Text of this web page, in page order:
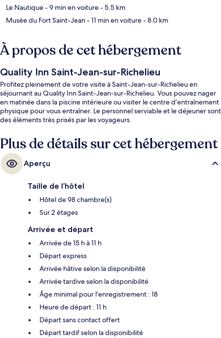
Le Nautique- 9 min en voiture- 5.5 km
Musée du Fort Saint-Jean- 11 min en voiture- 8.0 km
À propos de cet hébergement
Quality Inn Saint-Jean-sur-Richelieu
Profitez pleinement de votre visite à Saint-Jean-sur-Richelieu en
séjournant au Quality Inn Saint-Jean-sur-Richelieu. Vous pouvez nager
en matinée dans la piscine intérieure ou visiter le centre d’entraînement
physique pour vous entraîner. Le personnel serviable et le déjeuner sont
des éléments très prisés par les voyageurs.
Plus de détails sur cet hébergement
Aperçu
Taille de l’hôtel
Hôtel de 98 chambre(s)
Sur 2 étages
Arrivée et départ
Arrivée de 15 h à 11 h
Départ express
Arrivée hâtive selon la disponibilité
Arrivée tardive selon la disponibilité
Âge minimal pour l’enregistrement : 18
Heure de départ : 11 h
Départ sans contact offert
Départ tardif selon la disponibilité